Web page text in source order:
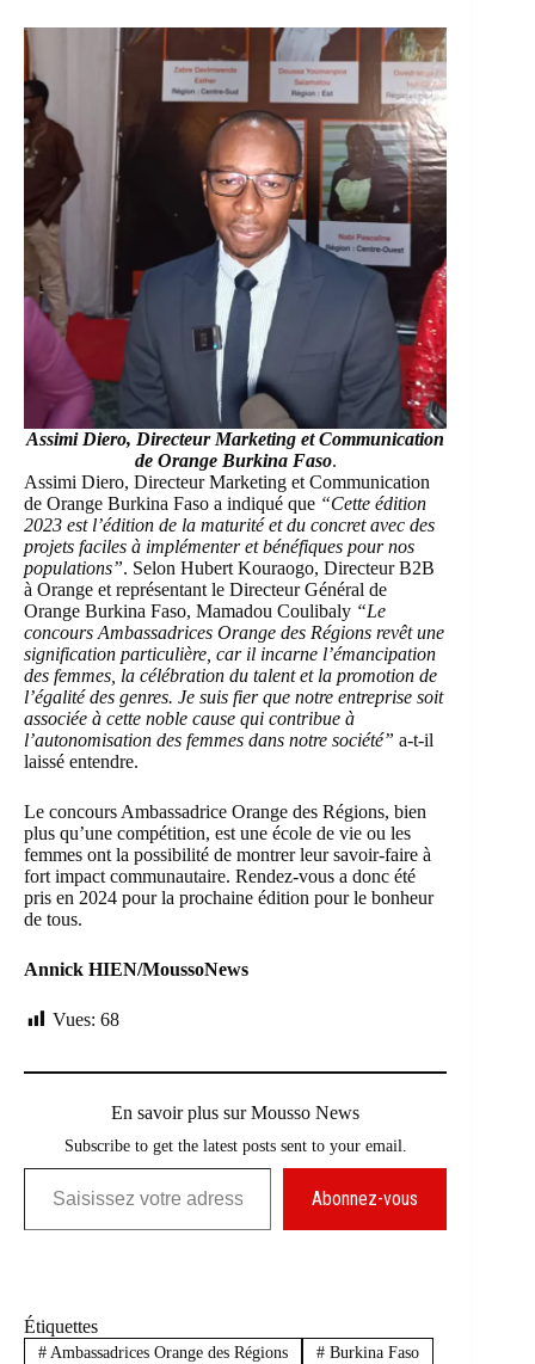
Assimi Diero, Directeur Marketing et Communication
de Orange Burkina Faso.
Assimi Diero, Directeur Marketing et Communication
de Orange Burkina Faso a indiqué que “Cette édition
2023 est l’édition de la maturité et du concret avec des
projets faciles à implémenter et bénéfiques pour nos
populations”. Selon Hubert Kouraogo, Directeur B2B
à Orange et représentant le Directeur Général de
Orange Burkina Faso, Mamadou Coulibaly “Le
concours Ambassadrices Orange des Régions revêt une
signification particulière, car il incarne l’émancipation
des femmes, la célébration du talent et la promotion de
l’égalité des genres. Je suis fier que notre entreprise soit
associée à cette noble cause qui contribue à
l’autonomisation des femmes dans notre société” a-t-il
laissé entendre.
Le concours Ambassadrice Orange des Régions, bien
plus qu’une compétition, est une école de vie ou les
femmes ont la possibilité de montrer leur savoir-faire à
fort impact communautaire. Rendez-vous a donc été
pris en 2024 pour la prochaine édition pour le bonheur
de tous.
Annick HIEN/MoussoNews
Vues: 68
En savoir plus sur Mousso News
Subscribe to get the latest posts sent to your email.
Saisissez votre adresse e-mail…
Abonnez-vous
Étiquettes
#Ambassadrices Orange des Régions #Burkina Faso